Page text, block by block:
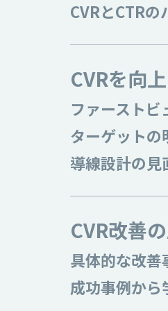
CVRとCTR
CVRを向
ファーストビ
ターゲットの
導線設計の見
CVR改善
具体的な改善
成功事例から